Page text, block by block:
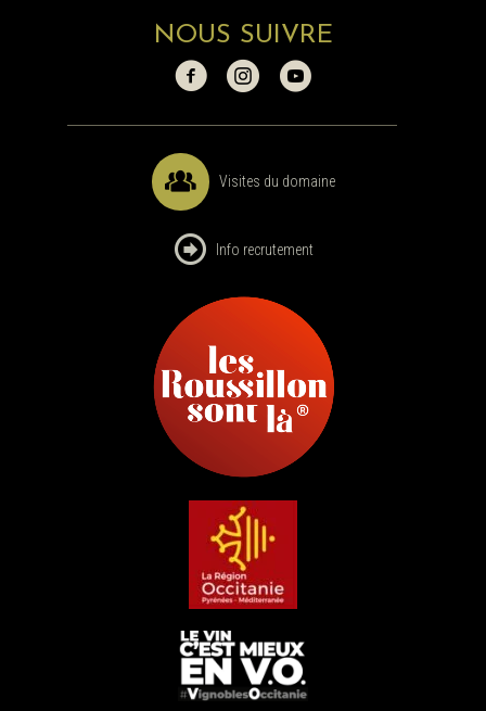
NOUS SUIVRE
Visites du domaine
Info recrutement